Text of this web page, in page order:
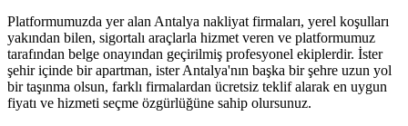
Platformumuzda yer alan Antalya nakliyat firmaları, yerel koşulları
yakından bilen, sigortalı araçlarla hizmet veren ve platformumuz
tarafından belge onayından geçirilmiş profesyonel ekiplerdir. İster
şehir içinde bir apartman, ister Antalya'nın başka bir şehre uzun yol
bir taşınma olsun, farklı firmalardan ücretsiz teklif alarak en uygun
fiyatı ve hizmeti seçme özgürlüğüne sahip olursunuz.